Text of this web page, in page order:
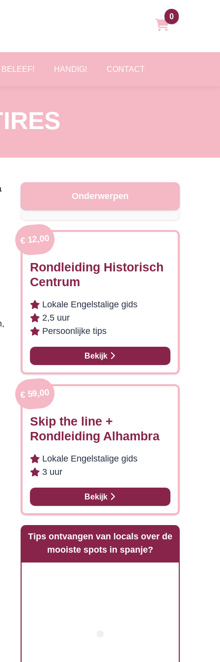
0
BELEEF! HANDIG! CONTACT
Onderwerpen
€ 12,00
Rondleiding Historisch
Centrum
Lokale Engelstalige gids
2,5 uur
Persoonlijke tips
Bekijk
€ 59,00
Skip the line +
Rondleiding Alhambra
Lokale Engelstalige gids
3 uur
Bekijk
Tips ontvangen van locals over de
mooiste spots in spanje?